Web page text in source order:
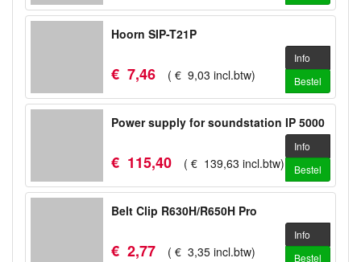
Hoorn SIP-T21P
€ 7,46 ( € 9,03 incl.btw)
Info
Bestel
Power supply for soundstation IP 5000
€ 115,40 ( € 139,63 incl.btw)
Info
Bestel
Belt Clip R630H/R650H Pro
€ 2,77 ( € 3,35 incl.btw)
Info
Bestel